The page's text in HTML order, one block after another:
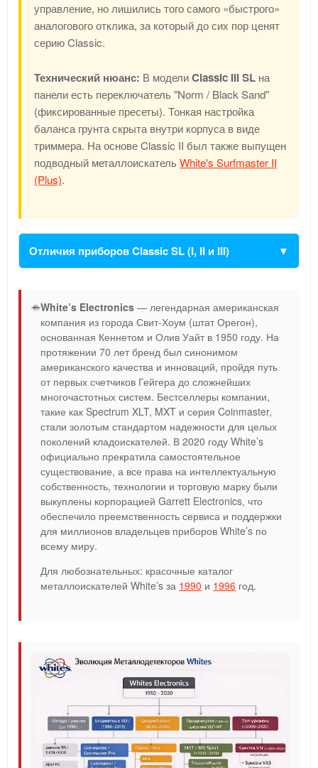
управление, но лишились того самого «быстрого»
аналогового отклика, за который до сих пор ценят
серию Classic.
Технический нюанс: В моделиClassic III SL на
панели есть переключатель "Norm / Black Sand"
(фиксированные пресеты). Тонкая настройка
баланса грунта скрыта внутри корпуса в виде
триммера. На основе Classic II был также выпущен
подводный металлоискательWhite's Surfmaster II
(Plus).
Отличия приборов Classic SL (I, II и III)
White’s Electronics — легендарная американская
компания из города Свит-Хоум (штат Орегон),
основанная Кеннетом и Олив Уайт в 1950 году. На
протяжении 70 лет бренд был синонимом
американского качества и инноваций, пройдя путь
от первых счетчиков Гейгера до сложнейших
многочастотных систем. Бестселлеры компании,
такие как Spectrum XLT, MXT и серия Coinmaster,
стали золотым стандартом надежности для целых
поколений кладоискателей. В 2020 году White’s
официально прекратила самостоятельное
существование, а все права на интеллектуальную
собственность, технологии и торговую марку были
выкуплены корпорацией Garrett Electronics, что
обеспечило преемственность сервиса и поддержки
для миллионов владельцев приборов White’s по
всему миру.
Для любознательных: красочные каталог
металлоискателей White’s за 1990 и 1996 год.